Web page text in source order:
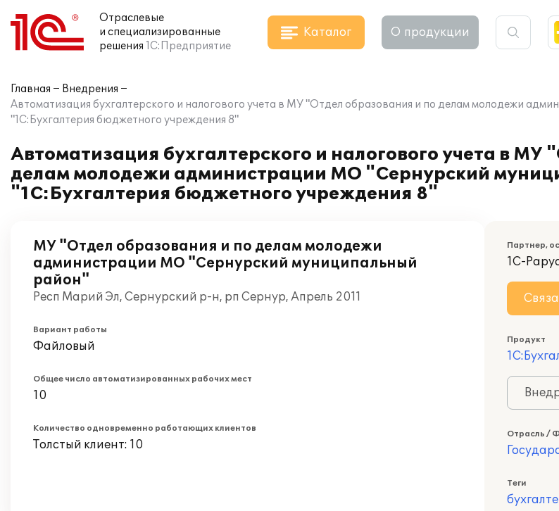
Отраслевые
и специализированные
решения 1С:Предприятие
Каталог О продукции
Главная
Внедрения
Автоматизация бухгалтерского и налогового учета в МУ "Отдел образования и по делам молодежи
"1С:Бухгалтерия бюджетного учреждения 8"
Автоматизация бухгалтерского и налогового учета в МУ
делам молодежи администрации МО "Сернурский
"1С:Бухгалтерия бюджетного учреждения 8"
МУ "Отдел образования и по делам молодежи
администрации МО "Сернурский муниципальный
район"
Респ Марий Эл, Сернурский р-н, рп Сернур, Апрель 2011
Вариант работы
Файловый
Общее число автоматизированных рабочих мест
10
Количество одновременно работающих клиентов
Толстый клиент: 10
Партнер,
1С-
Продукт
Отрасль /
Теги